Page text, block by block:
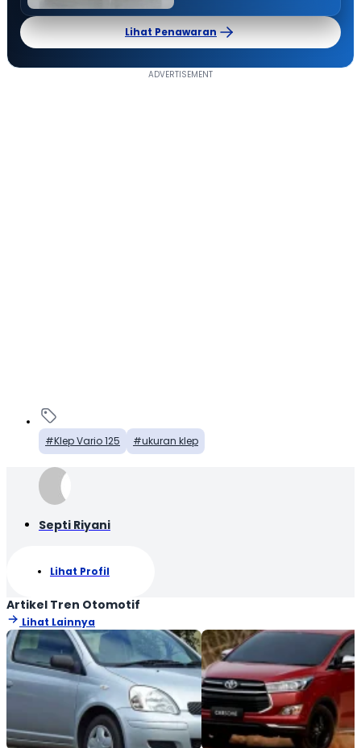
Lihat Penawaran
Klep Vario 125 ukuran klep
Septi Riyani
Lihat Profil
Artikel Tren Otomotif
Lihat Lainnya